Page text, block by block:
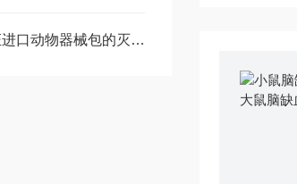
如何保证进口动物器械包的灭菌效果